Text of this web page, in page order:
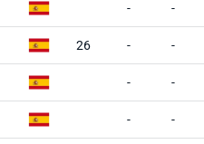
- -
26 - -
- -
- -